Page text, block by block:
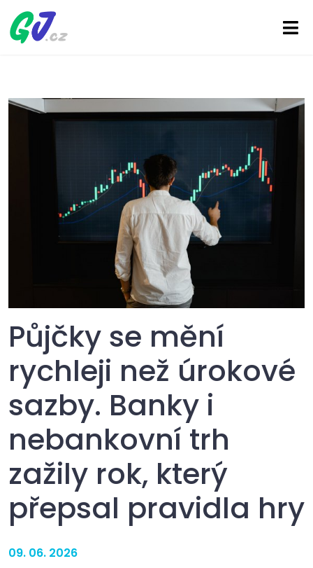
Půjčky se mění
rychleji než úrokové
sazby. Banky i
nebankovní trh
zažily rok, který
přepsal pravidla hry
09. 06. 2026